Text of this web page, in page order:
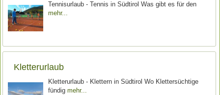
Tennisurlaub - Tennis in Südtirol Was gibt es für den
mehr
Kletterurlaub
Kletterurlaub - Klettern in Südtirol Wo Klettersüchtige
fündigmehr